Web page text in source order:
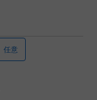
任意